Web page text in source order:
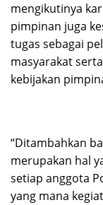
mengikutinya
pimpinan juga
tugas sebagai
masyarakat
kebijakan
“Ditambahkan
merupakan hal
setiap anggota
yang mana